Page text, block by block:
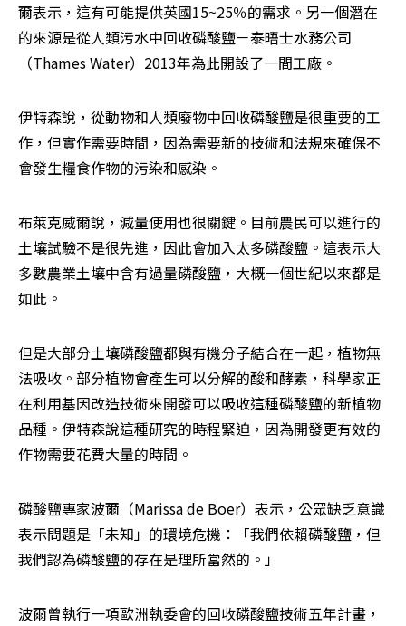
爾表示，這有可能提供英國15~25％的需求。另一個潛在
的來源是從人類污水中回收磷酸鹽－泰晤士水務公司
（Thames Water）2013年為此開設了一間工廠。
伊特森說，從動物和人類廢物中回收磷酸鹽是很重要的工
作，但實作需要時間，因為需要新的技術和法規來確保不
會發生糧食作物的污染和感染。
布萊克威爾說，減量使用也很關鍵。目前農民可以進行的
土壤試驗不是很先進，因此會加入太多磷酸鹽。這表示大
多數農業土壤中含有過量磷酸鹽，大概一個世紀以來都是
如此。
但是大部分土壤磷酸鹽都與有機分子結合在一起，植物無
法吸收。部分植物會產生可以分解的酸和酵素，科學家正
在利用基因改造技術來開發可以吸收這種磷酸鹽的新植物
品種。伊特森說這種研究的時程緊迫，因為開發更有效的
作物需要花費大量的時間。
磷酸鹽專家波爾（Marissa de Boer）表示，公眾缺乏意識
表示問題是「未知」的環境危機：「我們依賴磷酸鹽，但
我們認為磷酸鹽的存在是理所當然的。」
波爾曾執行一項歐洲執委會的回收磷酸鹽技術五年計畫，